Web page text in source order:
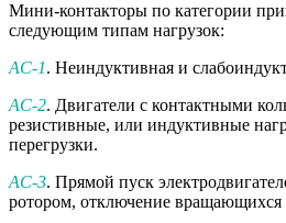
Мини-контакторы по категории
следующим типам нагрузок:
AC-1. Неиндуктивная и
AC-2. Двигатели с контактными
резистивные, или индуктивные
перегрузки.
AC-3. Прямой пуск
ротором, отключение вращающихся